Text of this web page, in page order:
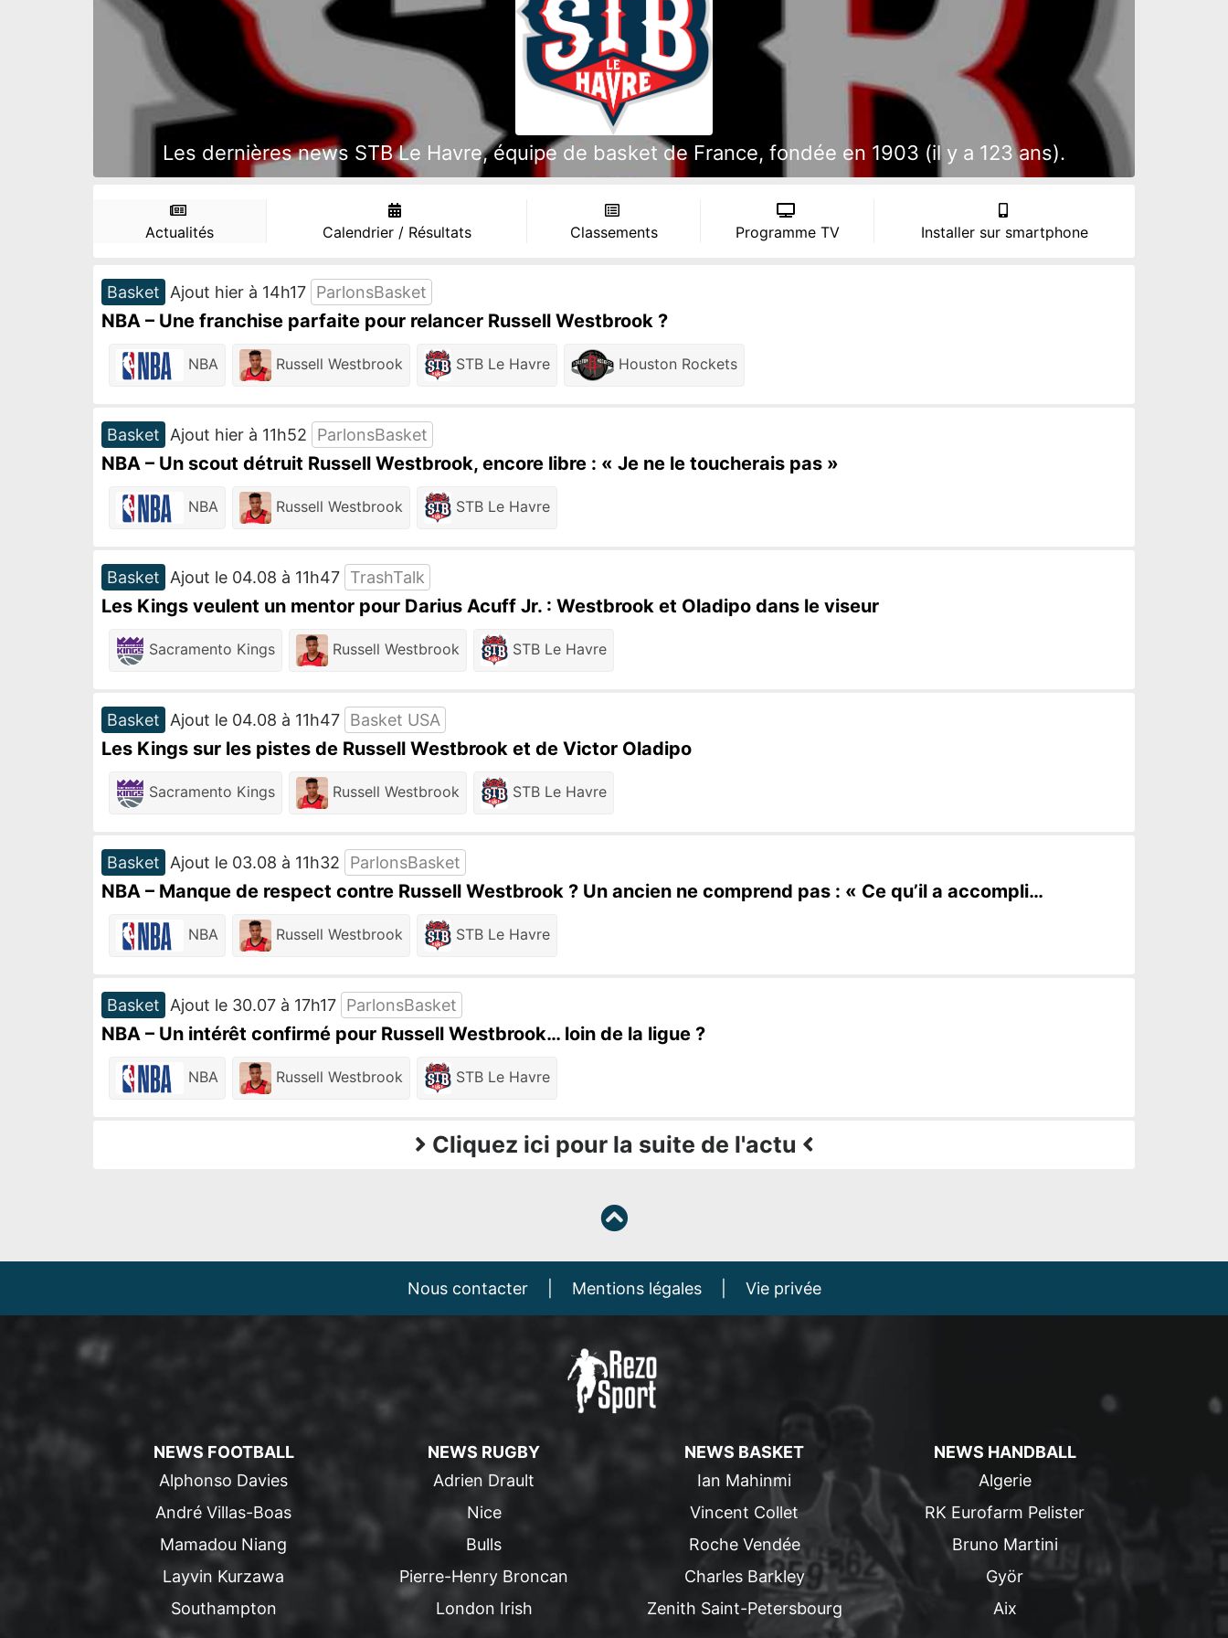
Les dernières news STB Le Havre, équipe de basket de France, fondée en 1903 (il y a 123 ans).
Actualités Calendrier / Résultats Classements Programme TV Installer sur smartphone
Basket Ajout hier à 14h17 ParlonsBasket
NBA – Une franchise parfaite pour relancer Russell Westbrook ?
NBA Russell Westbrook STB Le Havre Houston Rockets
Basket Ajout hier à 11h52 ParlonsBasket
NBA – Un scout détruit Russell Westbrook, encore libre : « Je ne le toucherais pas »
NBA Russell Westbrook STB Le Havre
Basket Ajout le 04.08 à 11h47 TrashTalk
Les Kings veulent un mentor pour Darius Acuff Jr. : Westbrook et Oladipo dans le viseur
Sacramento Kings Russell Westbrook STB Le Havre
Basket Ajout le 04.08 à 11h47 Basket USA
Les Kings sur les pistes de Russell Westbrook et de Victor Oladipo
Sacramento Kings Russell Westbrook STB Le Havre
Basket Ajout le 03.08 à 11h32 ParlonsBasket
NBA – Manque de respect contre Russell Westbrook ? Un ancien ne comprend pas : « Ce qu’il a accompli…
NBA Russell Westbrook STB Le Havre
Basket Ajout le 30.07 à 17h17 ParlonsBasket
NBA – Un intérêt confirmé pour Russell Westbrook… loin de la ligue ?
NBA Russell Westbrook STB Le Havre
Cliquez ici pour la suite de l'actu
Nous contacter Mentions légales Vie privée
NEWS FOOTBALL
Alphonso Davies
André Villas-Boas
Mamadou Niang
Layvin Kurzawa
Southampton
NEWS RUGBY
Adrien Drault
Nice
Bulls
Pierre-Henry Broncan
London Irish
NEWS BASKET
Ian Mahinmi
Vincent Collet
Roche Vendée
Charles Barkley
Zenith Saint-Petersbourg
NEWS HANDBALL
Algerie
RK Eurofarm Pelister
Bruno Martini
Györ
Aix